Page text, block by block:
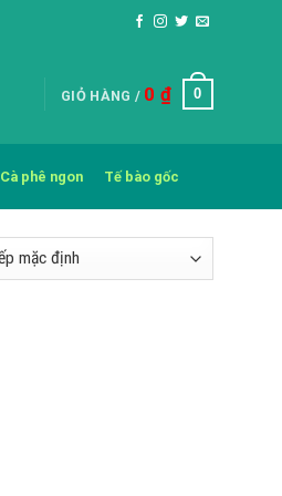
GIỎ HÀNG / 0 ₫ 0
Cà phê ngon Tế bào gốc